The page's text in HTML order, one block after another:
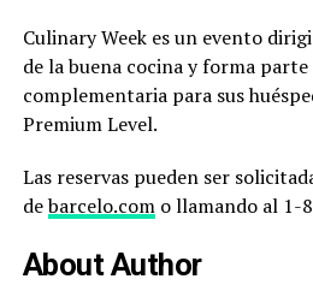
Culinary Week es un evento
de la buena cocina y forma
complementaria para sus
Premium Level.
Las reservas pueden ser
debarcelo.como llamando al 1-
About Author